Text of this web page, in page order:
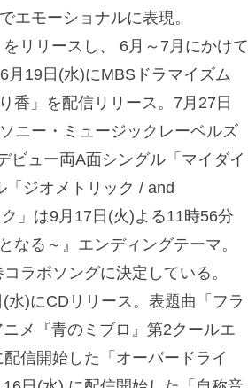
エモーショナルに表現。
リリースし、 6月～7月にかけて
月19日(水)にMBSドラマイズム
香」を配信リリース。7月27日
ニー・ミュージックレーベルズ
ビュー両A面シングル「マイダイ
ジオメトリック / and
」は9月17日(火)よる11時56分
なる～』エンディングテーマ。
ラボソングに決定している。
)にCDリリース。表題曲「フラ
メ『青のミブロ』第2クールエ
信開始した「オーバードライ